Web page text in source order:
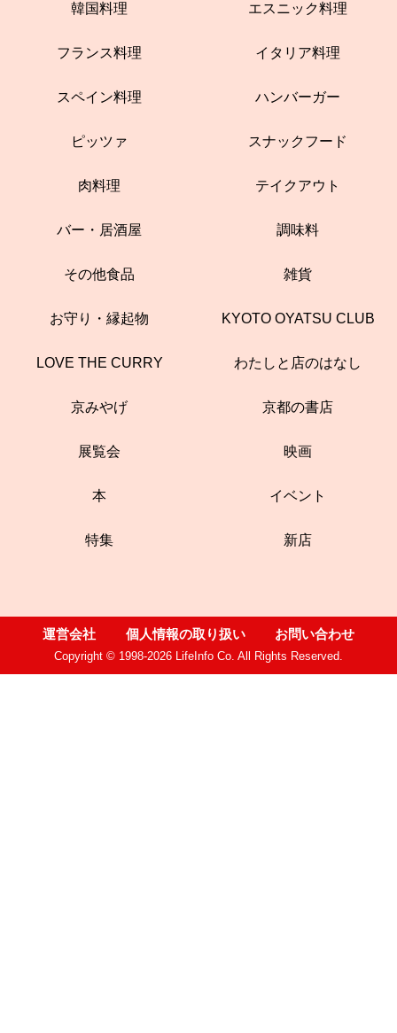
韓国料理 エスニック料理
フランス料理 イタリア料理
スペイン料理 ハンバーガー
ピッツァ スナックフード
肉料理 テイクアウト
バー・居酒屋 調味料
その他食品 雑貨
お守り・縁起物 KYOTO OYATSU CLUB
LOVE THE CURRY わたしと店のはなし
京みやげ 京都の書店
展覧会 映画
本 イベント
特集 新店
運営会社 個人情報の取り扱い お問い合わせ
Copyright © 1998-2026 LifeInfo Co. All Rights Reserved.